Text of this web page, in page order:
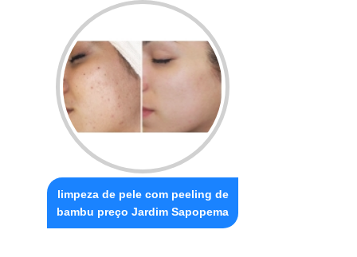
limpeza de pele com peeling de
bambu preço Jardim Sapopema